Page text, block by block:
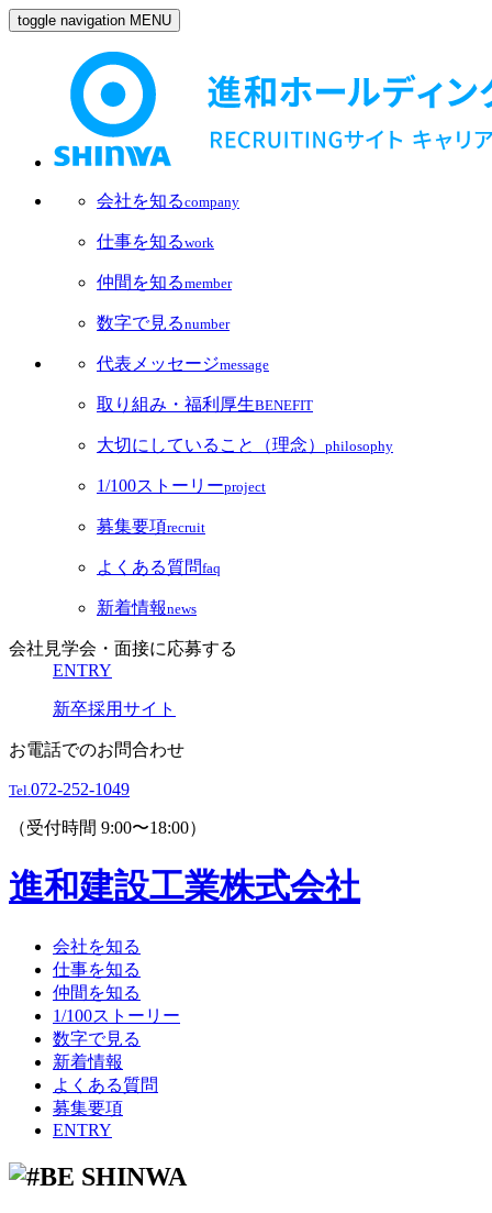
toggle navigation MENU
会社を知るcompany
仕事を知るwork
仲間を知るmember
数字で見るnumber
代表メッセージmessage
取り組み・福利厚生BENEFIT
大切にしていること（理念） philosophy
1/100ストーリーproject
募集要項recruit
よくある質問faq
新着情報news
会社見学会・面接に応募する
ENTRY
新卒採用サイト
お電話でのお問合わせ
Tel.072-252-1049
（受付時間 9:00〜18:00）
進和建設工業株式会社
会社を知る
仕事を知る
仲間を知る
1/100ストーリー
数字で見る
新着情報
よくある質問
募集要項
ENTRY